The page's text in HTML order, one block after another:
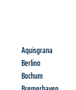
Aquisgrana
Berlino
Bochum